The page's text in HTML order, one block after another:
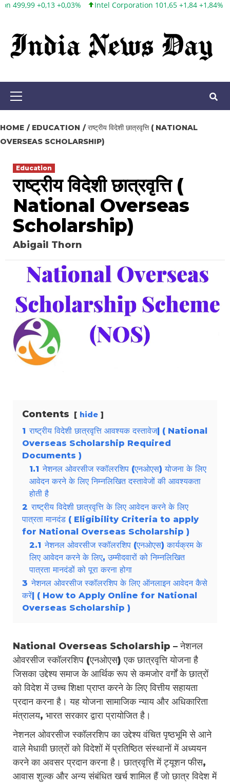
Skip
content
Intel Corporation 101,65 +1,84 +1,84% Twitter, Inc. 53,70
Primary
HOME EDUCATION
राष्ट्रीय विदेशी छात्रवृत्ति ( NATIONAL
OVERSEAS SCHOLARSHIP)
Education
राष्ट्रीय विदेशी छात्रवृत्ति (
National Overseas
Scholarship)
Abigail Thorn
Contents hide
1 राष्ट्रीय विदेशी छात्रवृत्ति आवश्यक दस्तावेज| ( National
Overseas Scholarship Required
Documents )
1.1 नेशनल ओवरसीज स्कॉलरशिप (एनओएस) योजना के लिए
आवेदन करने के लिए निम्नलिखित दस्तावेजों की आवश्यकता
होती है
2 राष्ट्रीय विदेशी छात्रवृत्ति के लिए आवेदन करने के लिए
पात्रता मानदंड ( Eligibility Criteria to apply
for National Overseas Scholarship )
2.1 नेशनल ओवरसीज स्कॉलरशिप (एनओएस) कार्यक्रम के
लिए आवेदन करने के लिए, उम्मीदवारों को निम्नलिखित
पात्रता मानदंडों को पूरा करना होगा
3 नेशनल ओवरसीज स्कॉलरशिप के लिए ऑनलाइन आवेदन कैसे
करें| ( How to Apply Online for National
Overseas Scholarship )
National Overseas Scholarship – नेशनल
ओवरसीज स्कॉलरशिप (एनओएस) एक छात्रवृत्ति योजना है
जिसका उद्देश्य समाज के आर्थिक रूप से कमजोर वर्गों के छात्रों
को विदेश में उच्च शिक्षा प्राप्त करने के लिए वित्तीय सहायता
प्रदान करना है। यह योजना सामाजिक न्याय और अधिकारिता
मंत्रालय, भारत सरकार द्वारा प्रायोजित है।
नेशनल ओवरसीज स्कॉलरशिप का उद्देश्य वंचित पृष्ठभूमि से आने
वाले मेधावी छात्रों को विदेशों में प्रतिष्ठित संस्थानों में अध्ययन
करने का अवसर प्रदान करना है। छात्रवृत्ति में ट्यूशन फीस,
आवास शुल्क और अन्य संबंधित खर्च शामिल हैं जो छात्र विदेश में